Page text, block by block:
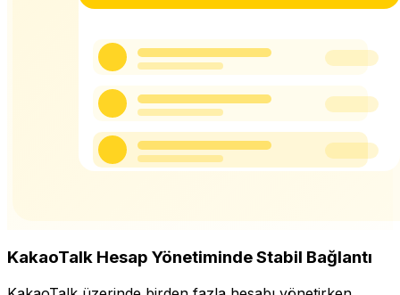
KakaoTalk Hesap Yönetiminde Stabil Bağlantı